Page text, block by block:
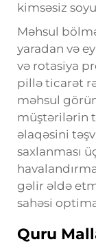
kimsəsiz
Məhsul
yaradan və
və rotasiya
pillə ticarət
məhsul
müştərilərin
əlaqəsini
saxlanması
gəlir əldə
sahəsi
Quru